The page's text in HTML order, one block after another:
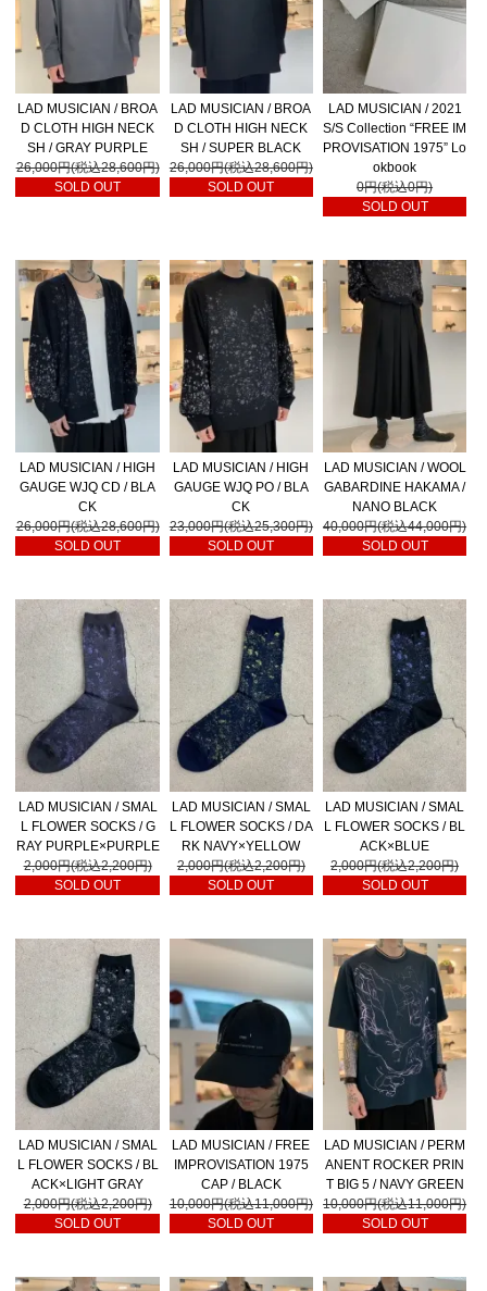
LAD MUSICIAN / BROA
D CLOTH HIGH NECK
SH / GRAY PURPLE
26,000円(税込28,600円)
SOLD OUT
LAD MUSICIAN / BROA
D CLOTH HIGH NECK
SH / SUPER BLACK
26,000円(税込28,600円)
SOLD OUT
LAD MUSICIAN / 2021
S/S Collection “FREE IM
PROVISATION 1975” Lo
okbook
0円(税込0円)
SOLD OUT
LAD MUSICIAN / HIGH
GAUGE WJQ CD / BLA
CK
26,000円(税込28,600円)
SOLD OUT
LAD MUSICIAN / HIGH
GAUGE WJQ PO / BLA
CK
23,000円(税込25,300円)
SOLD OUT
LAD MUSICIAN / WOOL
GABARDINE HAKAMA /
NANO BLACK
40,000円(税込44,000円)
SOLD OUT
LAD MUSICIAN / SMAL
L FLOWER SOCKS / G
RAY PURPLE×PURPLE
2,000円(税込2,200円)
SOLD OUT
LAD MUSICIAN / SMAL
L FLOWER SOCKS / DA
RK NAVY×YELLOW
2,000円(税込2,200円)
SOLD OUT
LAD MUSICIAN / SMAL
L FLOWER SOCKS / BL
ACK×BLUE
2,000円(税込2,200円)
SOLD OUT
LAD MUSICIAN / SMAL
L FLOWER SOCKS / BL
ACK×LIGHT GRAY
2,000円(税込2,200円)
SOLD OUT
LAD MUSICIAN / FREE
IMPROVISATION 1975
CAP / BLACK
10,000円(税込11,000円)
SOLD OUT
LAD MUSICIAN / PERM
ANENT ROCKER PRIN
T BIG 5 / NAVY GREEN
10,000円(税込11,000円)
SOLD OUT